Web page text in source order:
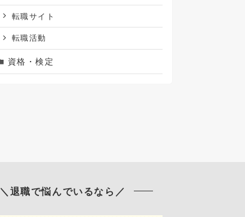
転職サイト
転職活動
資格・検定
＼退職で悩んでいるなら／